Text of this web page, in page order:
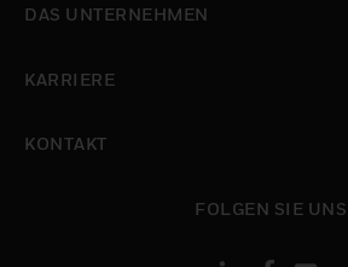
DAS UNTERNEHMEN
KARRIERE
KONTAKT
FOLGEN SIE UNS